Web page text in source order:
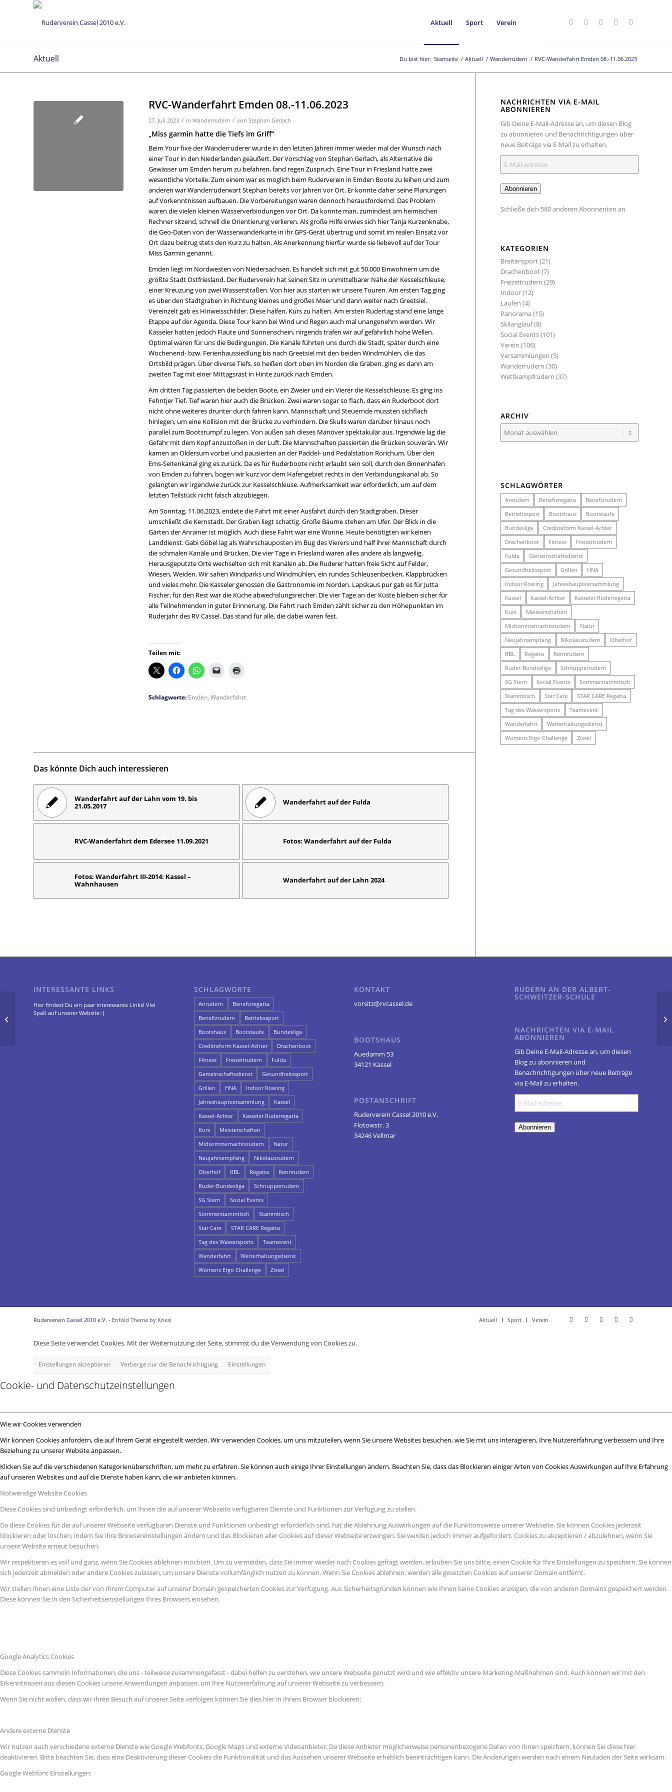
Aktuell Sport Verein
Aktuell Du bist hier: Startseite / Aktuell / Wanderrudern / RVC-Wanderfahrt Emden 08.-11.06.2023
RVC-Wanderfahrt Emden 08.-11.06.2023
27. Juli 2023 / in Wanderrudern / von Stephan Gerlach
„Miss garmin hatte die Tiefs im Griff“
Beim Your fixe der Wanderruderer wurde in den letzten Jahren immer wieder mal der Wunsch nach
einer Tour in den Niederlanden geäußert. Der Vorschlag von Stephan Gerlach, als Alternative die
Gewässer um Emden herum zu befahren, fand regen Zuspruch. Eine Tour in Friesland hatte zwei
wesentliche Vorteile. Zum einem war es möglich beim Ruderverein in Emden Boote zu leihen und zum
anderen war Wanderruderwart Stephan bereits vor Jahren vor Ort. Er konnte daher seine Planungen
auf Vorkenntnissen aufbauen. Die Vorbereitungen waren dennoch herausfordernd. Das Problem
waren die vielen kleinen Wasserverbindungen vor Ort. Da konnte man, zumindest am heimischen
Rechner sitzend, schnell die Orientierung verlieren. Als große Hilfe erwies sich hier Tanja Kurzenknabe,
die Geo-Daten von der Wasserwanderkarte in ihr GPS-Gerät übertrug und somit im realen Einsatz vor
Ort dazu beitrug stets den Kurz zu halten. Als Anerkennung hierfür wurde sie liebevoll auf der Tour
Miss Garmin genannt.
Emden liegt im Nordwesten von Niedersachsen. Es handelt sich mit gut 50.000 Einwohnern um die
größte Stadt Ostfriesland. Der Ruderverein hat seinen Sitz in unmittelbarer Nähe der Kesselschleuse,
einer Kreuzung von zwei Wasserstraßen. Von hier aus starten wir unsere Touren. Am ersten Tag ging
es über den Stadtgraben in Richtung kleines und großes Meer und dann weiter nach Greetsiel.
Vereinzelt gab es Hinweisschilder. Diese halfen, Kurs zu halten. Am ersten Rudertag stand eine lange
Etappe auf der Agenda. Diese Tour kann bei Wind und Regen auch mal unangenehm werden. Wir
Kasseler hatten jedoch Flaute und Sonnenschein, nirgends trafen wir auf gefährlich hohe Wellen.
Optimal waren für uns die Bedingungen. Die Kanäle führten uns durch die Stadt, später durch eine
Wochenend- bzw. Ferienhaussiedlung bis nach Greetsiel mit den beiden Windmühlen, die das
Ortsbild prägen. Über diverse Tiefs, so heißen dort oben im Norden die Gräben, ging es dann am
zweiten Tag mit einer Mittagsrast in Hinte zurück nach Emden.
Am dritten Tag passierten die beiden Boote, ein Zweier und ein Vierer die Kesselschleuse. Es ging ins
Fehntjer Tief. Tief waren hier auch die Brücken. Zwei waren sogar so flach, dass ein Ruderboot dort
nicht ohne weiteres drunter durch fahren kann. Mannschaft und Steuernde mussten sichflach
hinlegen, um eine Kollision mit der Brücke zu verhindern. Die Skulls waren darüber hinaus noch
parallel zum Bootsrumpf zu legen. Von außen sah dieses Manöver spektakulär aus. Irgendwie lag die
Gefahr mit dem Kopf anzustoßen in der Luft. Die Mannschaften passierten die Brücken souverän. Wir
kamen an Oldersum vorbei und pausierten an der Paddel- und Pedalstation Rorichum. Über den
Ems-Seitenkanal ging es zurück. Da es für Ruderboote nicht erlaubt sein soll, durch den Binnenhafen
von Emden zu fahren, bogen wir kurz vor dem Hafengebiet rechts in den Verbindungskanal ab. So
gelangten wir irgendwie zurück zur Kesselschleuse. Aufmerksamkeit war erforderlich, um auf dem
letzten Teilstück nicht falsch abzubiegen.
Am Sonntag, 11.06.2023, endete die Fahrt mit einer Ausfahrt durch den Stadtgraben. Dieser
umschließt die Kernstadt. Der Graben liegt schattig. Große Bäume stehen am Ufer. Der Blick in die
Gärten der Anrainer ist möglich. Auch diese Fahrt war eine Wonne. Heute benötigten wir keinen
Landdienst. Gabi Göbel lag als Wahrschauposten im Bug des Vierers und half ihrer Mannschaft durch
die schmalen Kanäle und Brücken. Die vier Tage in Friesland waren alles andere als langweilig.
Herausgeputzte Orte wechselten sich mit Kanälen ab. Die Ruderer hatten freie Sicht auf Felder,
Wiesen, Weiden. Wir sahen Windparks und Windmühlen, ein rundes Schleusenbecken, Klappbrücken
und vieles mehr. Die Kasseler genossen die Gastronomie im Norden. Lapskaus pur gab es für Jutta
Fischer, für den Rest war die Küche abwechslungsreicher. Die vier Tage an der Küste bleiben sicher für
alle Teilnehmenden in guter Erinnerung. Die Fahrt nach Emden zählt sicher zu den Höhepunkten im
Ruderjahr des RV Cassel. Das stand für alle, die dabei waren fest.
Teilen mit:
Schlagworte: Emden, Wanderfahrt
Das könnte Dich auch interessieren
Wanderfahrt auf der Lahn vom 19. bis
21.05.2017
Wanderfahrt auf der Fulda
RVC-Wanderfahrt dem Edersee 11.09.2021 Fotos: Wanderfahrt auf der Fulda
Fotos: Wanderfahrt III-2014: Kassel –
Wahnhausen
Wanderfahrt auf der Lahn 2024
NACHRICHTEN VIA E-MAIL
ABONNIEREN
Gib Deine E-Mail-Adresse an, um diesen Blog
zu abonnieren und Benachrichtigungen über
neue Beiträge via E-Mail zu erhalten.
Abonnieren
Schließe dich 580 anderen Abonnenten an
KATEGORIEN
Breitensport(21)
Drachenboot(7)
Freizeitrudern (29)
Indoor(12)
Laufen (4)
Panorama (15)
Skilanglauf(8)
Social Events(101)
Verein (106)
Versammlungen (5)
Wanderrudern (30)
Wettkampfrudern (37)
ARCHIV
SCHLAGWÖRTER
Anrudern Benefizregatta
Benefizrudern
Betriebssport
Bootshaus
Bootstaufe
Bundesliga
Creditreform Kassel-Achter
Drachenboot
Fitness
Freizeitrudern
Fulda
Gemeinschaftsdienst
Gesundheitssport
Grillen
HNA
Indoor Rowing
Jahreshauptversammlung
Kassel
Kassel-Achter
Kasseler Ruderregatta
Kurs
Meisterschaften
Midsommernachtsrudern
Natur
Neujahrsempfang
Nikolausrudern
Oberhof
RBL
Regatta
Rennrudern
Ruder-Bundesliga
Schnupperrudern
SG Stern
Social Events
Sommerstammtisch
Stammtisch
Star Care
STAR CARE Regatta
Tag des Wassersports
Teamevent
Wanderfahrt
Werterhaltungsdienst
Womens Ergo Challenge
Zissel
INTERESSANTE LINKS
Hier findest Du ein paar interessante Links! Viel
Spaß auf unserer Website :)
SCHLAGWORTE
Anrudern
Benefizregatta
Benefizrudern
Betriebssport
Bootshaus
Bootstaufe
Bundesliga
Creditreform Kassel-Achter
Drachenboot
Fitness
Freizeitrudern
Fulda
Gemeinschaftsdienst
Gesundheitssport
Grillen
HNA
Indoor Rowing
Jahreshauptversammlung
Kassel
Kassel-Achter
Kasseler Ruderregatta
Kurs
Meisterschaften
Midsommernachtsrudern
Natur
Neujahrsempfang
Nikolausrudern
Oberhof
RBL Regatta
Rennrudern
Ruder-Bundesliga
Schnupperrudern
SG Stern
Social Events
Sommerstammtisch
Stammtisch
Star Care
STAR CARE Regatta
Tag des Wassersports
Teamevent
Wanderfahrt
Werterhaltungsdienst
Womens Ergo Challenge
Zissel
KONTAKT
vorsitz@rvcassel.de
BOOTSHAUS
Auedamm 53
34121 Kassel
POSTANSCHRIFT
Ruderverein Cassel 2010 e.V.
Flotowstr. 3
34246 Vellmar
RUDERN AN DER ALBERT-
SCHWEITZER-SCHULE
NACHRICHTEN VIA E-MAIL
ABONNIEREN
Gib Deine E-Mail-Adresse an, um diesen
Blog zu abonnieren und
Benachrichtigungen über neue Beiträge
via E-Mail zu erhalten.
Abonnieren
Ruderverein Cassel 2010 e.V. - Enfold Theme by Kriesi Aktuell Sport Verein
Fulda-Wanderfahrt
Diese Seite verwendet Cookies. Mit der Weiternutzung der Seite, stimmst du die Verwendung von Cookies zu.
Einstellungen akzeptieren Verberge nur die Benachrichtigung Einstellungen
Cookie- und Datenschutzeinstellungen
Wie wir Cookies verwenden
Wir können Cookies anfordern, die auf Ihrem Gerät eingestellt werden. Wir verwenden Cookies, um uns mitzuteilen, wenn Sie unsere Websites besuchen, wie Sie mit uns interagieren, Ihre Nutzererfahrung verbessern und Ihre
Beziehung zu unserer Website anpassen.
Klicken Sie auf die verschiedenen Kategorienüberschriften, um mehr zu erfahren. Sie können auch einige Ihrer Einstellungen ändern. Beachten Sie, dass das Blockieren einiger Arten von Cookies Auswirkungen auf Ihre Erfahrung
auf unseren Websites und auf die Dienste haben kann, die wir anbieten können.
Notwendige Website Cookies
Diese Cookies sind unbedingt erforderlich, um Ihnen die auf unserer Webseite verfügbaren Dienste und Funktionen zur Verfügung zu stellen.
Da diese Cookies für die auf unserer Webseite verfügbaren Dienste und Funktionen unbedingt erforderlich sind, hat die Ablehnung Auswirkungen auf die Funktionsweise unserer Webseite. Sie können Cookies jederzeit
blockieren oder löschen, indem Sie Ihre Browsereinstellungen ändern und das Blockieren aller Cookies auf dieser Webseite erzwingen. Sie werden jedoch immer aufgefordert, Cookies zu akzeptieren / abzulehnen, wenn Sie
unsere Website erneut besuchen.
Wir respektieren es voll und ganz, wenn Sie Cookies ablehnen möchten. Um zu vermeiden, dass Sie immer wieder nach Cookies gefragt werden, erlauben Sie uns bitte, einen Cookie für Ihre Einstellungen zu speichern. Sie können
sich jederzeit abmelden oder andere Cookies zulassen, um unsere Dienste vollumfänglich nutzen zu können. Wenn Sie Cookies ablehnen, werden alle gesetzten Cookies auf unserer Domain entfernt.
Wir stellen Ihnen eine Liste der von Ihrem Computer auf unserer Domain gespeicherten Cookies zur Verfügung. Aus Sicherheitsgründen können wie Ihnen keine Cookies anzeigen, die von anderen Domains gespeichert werden.
Diese können Sie in den Sicherheitseinstellungen Ihres Browsers einsehen.
Google Analytics Cookies
Diese Cookies sammeln Informationen, die uns - teilweise zusammengefasst - dabei helfen zu verstehen, wie unsere Webseite genutzt wird und wie effektiv unsere Marketing-Maßnahmen sind. Auch können wir mit den
Erkenntnissen aus diesen Cookies unsere Anwendungen anpassen, um Ihre Nutzererfahrung auf unserer Webseite zu verbessern.
Wenn Sie nicht wollen, dass wir Ihren Besuch auf unserer Seite verfolgen können Sie dies hier in Ihrem Browser blockieren:
Andere externe Dienste
Wir nutzen auch verschiedene externe Dienste wie Google Webfonts, Google Maps und externe Videoanbieter. Da diese Anbieter möglicherweise personenbezogene Daten von Ihnen speichern, können Sie diese hier
deaktivieren. Bitte beachten Sie, dass eine Deaktivierung dieser Cookies die Funktionalität und das Aussehen unserer Webseite erheblich beeinträchtigen kann. Die Änderungen werden nach einem Neuladen der Seite wirksam.
Google Webfont Einstellungen: